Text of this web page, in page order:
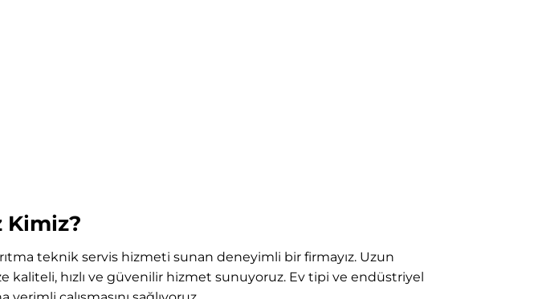
Kimiz?
teknik servis hizmeti sunan deneyimli bir firmayız. Uzun
hızlı ve güvenilir hizmet sunuyoruz. Ev tipi ve endüstriyel